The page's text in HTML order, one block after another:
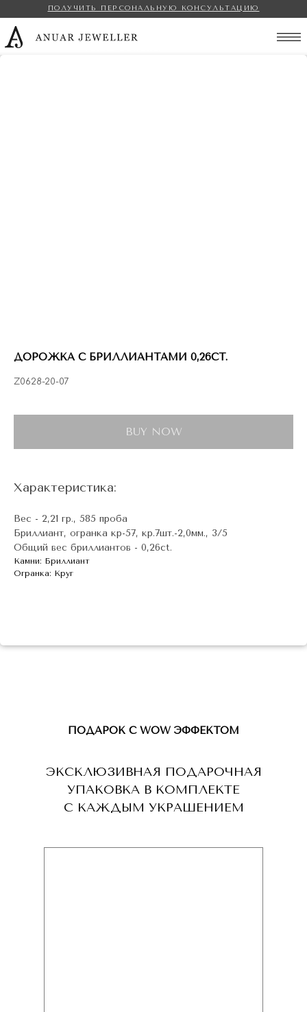
В НАЛИЧИИ
ПОЛУЧИТЬ ПЕРСОНАЛЬНУЮ КОНСУЛЬТАЦИЮ
ДОРОЖКА С БРИЛЛИАНТАМИ 0,26CT.
Z0628-20-07
BUY NOW
Характеристика:
Вес - 2,21 гр., 585 проба
Бриллиант, огранка кр-57, кр.7шт.-2,0мм., 3/5
Общий вес бриллиантов - 0,26ct.
Камни: Бриллиант
Огранка: Круг
ЭКСКЛЮЗИВНАЯ ПОДАРОЧНАЯ
УПАКОВКА В КОМПЛЕКТЕ
С КАЖДЫМ УКРАШЕНИЕМ
ПОДАРОК С WOW ЭФФЕКТОМ